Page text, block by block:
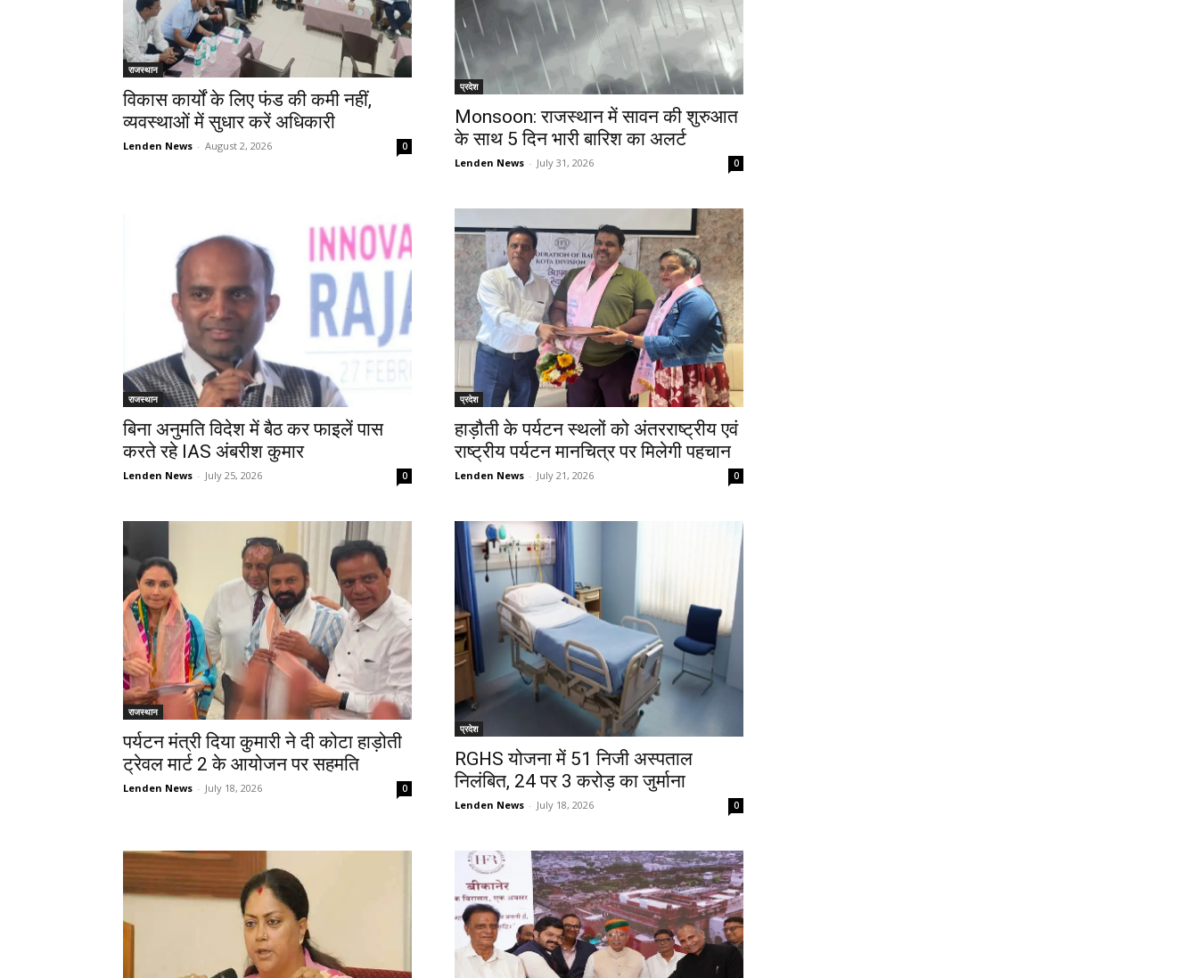
राजस्थान
विकास कार्यों के लिए फंड की कमी नहीं,
व्यवस्थाओं में सुधार करें अधिकारी
Lenden News - August 2, 2026 0
प्रदेश
Monsoon: राजस्थान में सावन की शुरुआत
के साथ 5 दिन भारी बारिश का अलर्ट
Lenden News - July 31, 2026 0
राजस्थान
बिना अनुमति विदेश में बैठ कर फाइलें पास
करते रहे IAS अंबरीश कुमार
Lenden News - July 25, 2026 0
प्रदेश
हाड़ौती के पर्यटन स्थलों को अंतरराष्ट्रीय एवं
राष्ट्रीय पर्यटन मानचित्र पर मिलेगी पहचान
Lenden News - July 21, 2026 0
राजस्थान
पर्यटन मंत्री दिया कुमारी ने दी कोटा हाड़ोती
ट्रेवल मार्ट 2 के आयोजन पर सहमति
Lenden News - July 18, 2026 0
प्रदेश
RGHS योजना में 51 निजी अस्पताल
निलंबित, 24 पर 3 करोड़ का जुर्माना
Lenden News - July 18, 2026 0